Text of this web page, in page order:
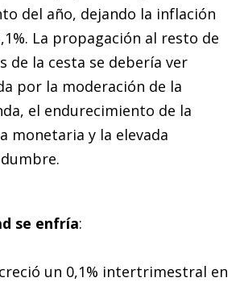
del año, dejando la inflación
La propagación al resto de
de la cesta se debería ver
por la moderación de la
el endurecimiento de la
monetaria y la elevada
se enfría:
creció un 0,1% intertrimestral en